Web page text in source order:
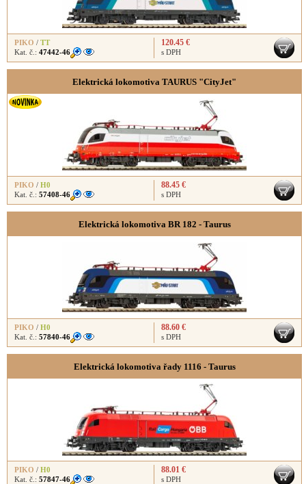
PIKO / TT
Kat. č.: 47442-46
120.45 €
s DPH
Elektrická lokomotiva TAURUS "CityJet"
PIKO / H0
Kat. č.: 57408-46
88.45 €
s DPH
Elektrická lokomotiva BR 182 - Taurus
PIKO / H0
Kat. č.: 57840-46
88.60 €
s DPH
Elektrická lokomotiva řady 1116 - Taurus
PIKO / H0
Kat. č.: 57847-46
88.01 €
s DPH